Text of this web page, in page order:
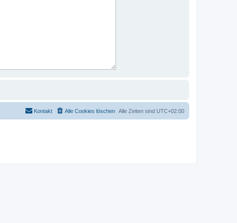
Alle Zeiten sind UTC+02:00
Alle Cookies löschen
Kontakt